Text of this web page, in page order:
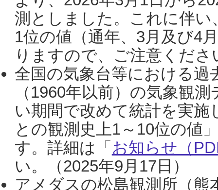
測としました。これに伴い
1位の値（通年、3月及び4
りますので、ご注意くだ
全国の気象台等における過
（1960年以前）の気象観
い期間で改めて統計を実
との観測史上1～10位の値
す。詳細は「 お知らせ（
い。（2025年9月17日）
アメダスの松島観測所（熊